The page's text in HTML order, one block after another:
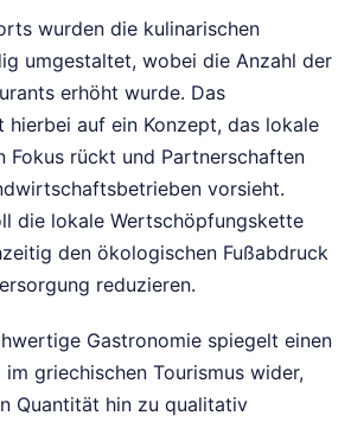
wurden die kulinarischen
umgestaltet, wobei die Anzahl der
erhöht wurde. Das
hierbei auf ein Konzept, das lokale
Fokus rückt und Partnerschaften
vorsieht.
die lokale Wertschöpfungskette
den ökologischen Fußabdruck
reduzieren.
Gastronomie spiegelt einen
griechischen Tourismus wider,
Quantität hin zu qualitativ